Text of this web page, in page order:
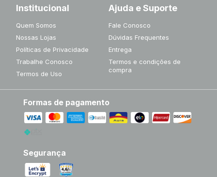
Institucional
Quem Somos
Nossas Lojas
Políticas de Privacidade
Trabalhe Conosco
Termos de Uso
Ajuda e Suporte
Fale Conosco
Dúvidas Frequentes
Entrega
Termos e condições de
compra
Formas de pagamento
Segurança